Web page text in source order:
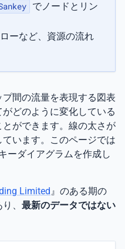
でノードとリン
ーなど、資源の流れ
間の流量を表現する図表
どのように変化している
ができます。線の太さが
います。このページでは
ーダイアグラムを作成し
Limited 』のある期の
、 最新のデータではない